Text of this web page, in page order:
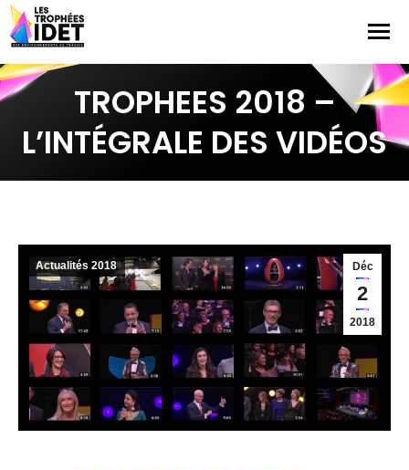
TROPHEES 2018 –
L’INTÉGRALE DES VIDÉOS
Déc
2
2018
Actualités 2018